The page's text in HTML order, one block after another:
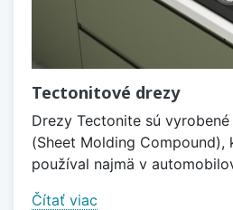
Tectonitové drezy
Drezy Tectonite sú
(Sheet Molding Compound),
používal najmä v
Čítať viac